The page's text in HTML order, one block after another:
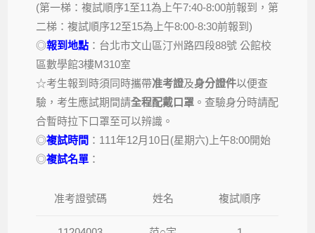
(第一梯：複試順序1至11為上午7:40-8:00前報到，第
二梯：複試順序12至15為上午8:00-8:30前報到)
◎報到地點 ：台北市文山區汀州路四段88號 公館校
區數學館3樓M310室
☆考生報到時須同時攜帶准考證及身分證件以便查
驗，考生應試期間請全程配戴口罩 。查驗身分時請配
合暫時拉下口罩至可以辨識。
◎複試時間 ：111年12月10日(星期六)上午8:00開始
◎複試名單 ：
准考證號碼 姓名 複試順序